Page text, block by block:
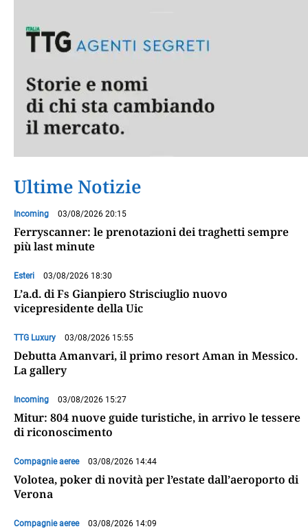
Ultime Notizie
Incoming 03/08/2026 20:15
Ferryscanner: le prenotazioni dei traghetti sempre
più last minute
Esteri 03/08/2026 18:30
L’a.d. di Fs Gianpiero Strisciuglio nuovo
vicepresidente della Uic
TTG Luxury 03/08/2026 15:55
Debutta Amanvari, il primo resort Aman in Messico.
La gallery
Incoming 03/08/2026 15:27
Mitur: 804 nuove guide turistiche, in arrivo le tessere
di riconoscimento
Compagnie aeree 03/08/2026 14:44
Volotea, poker di novità per l’estate dall’aeroporto di
Verona
Compagnie aeree 03/08/2026 14:09